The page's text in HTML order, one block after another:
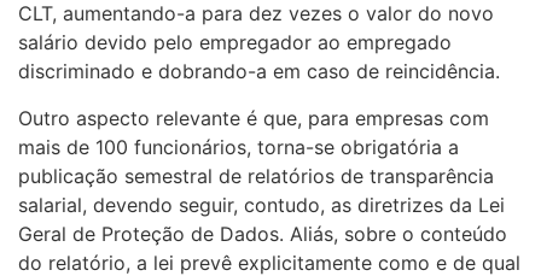
CLT, aumentando-a para dez vezes o valor do novo
salário devido pelo empregador ao empregado
discriminado e dobrando-a em caso de reincidência.
Outro aspecto relevante é que, para empresas com
mais de 100 funcionários, torna-se obrigatória a
publicação semestral de relatórios de transparência
salarial, devendo seguir, contudo, as diretrizes da Lei
Geral de Proteção de Dados. Aliás, sobre o conteúdo
do relatório, a lei prevê explicitamente como e de qual